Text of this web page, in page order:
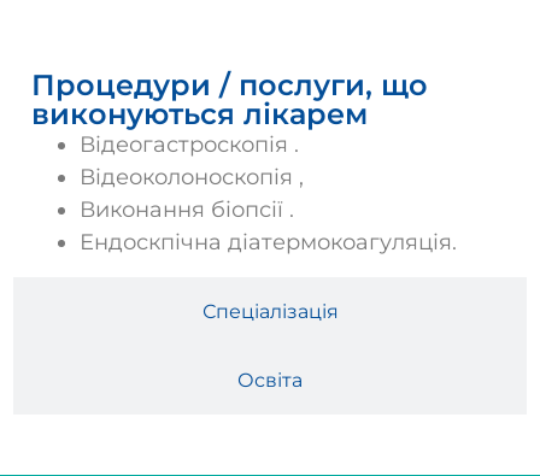
Спеціалізація
Освіта
Процедури / послуги, що
виконуються лікарем
Відеогастроскопія .
Відеоколоноскопія ,
Виконання біопсії .
Ендоскпічна діатермокоагуляція.